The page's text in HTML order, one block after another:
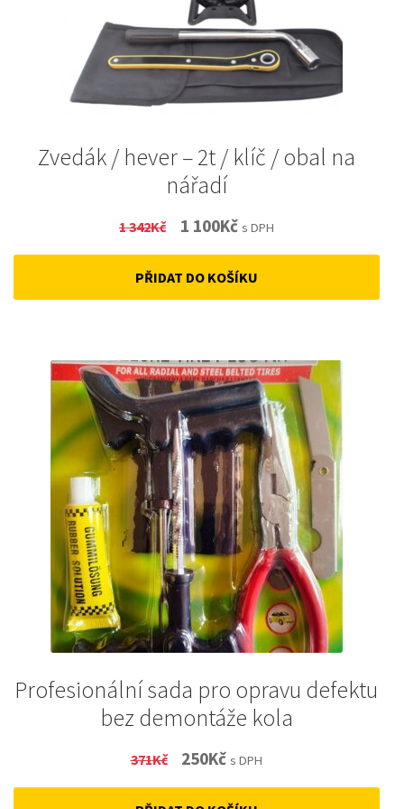
Zvedák / hever – 2t / klíč / obal na
nářadí
1 342Kč
Original
price
was:
1 100KčCurrent
price
is:
s DPH
PŘIDAT DO KOŠÍKU
Profesionální sada pro opravu defektu
bez demontáže kola
371Kč
Original
price
250KčCurrent
price
s DPH